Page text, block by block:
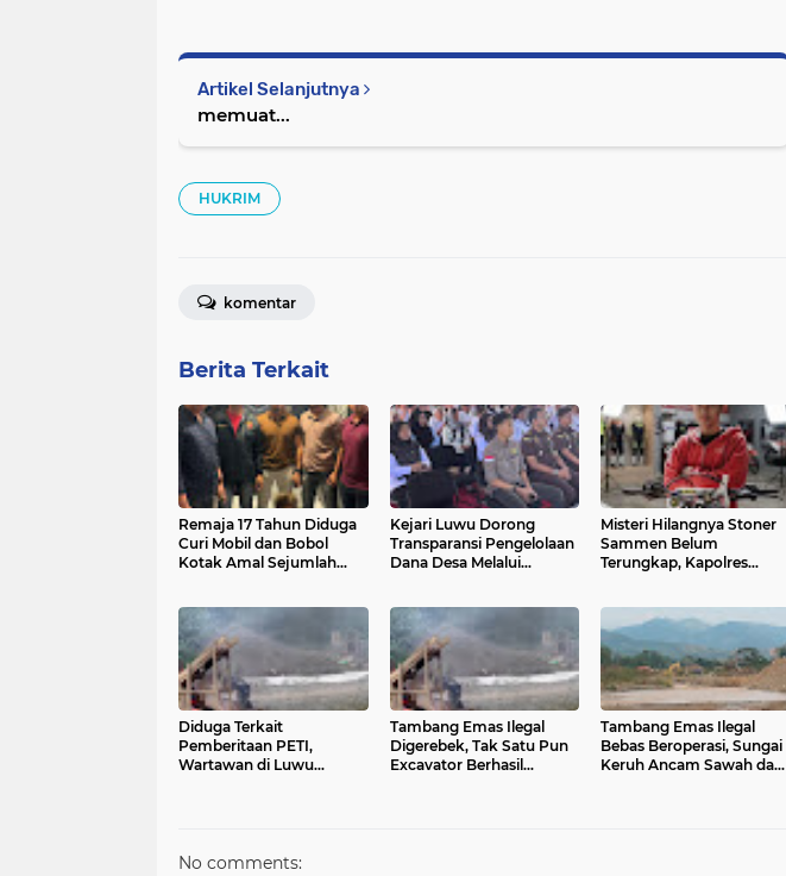
Artikel Selanjutnya
memuat...
HUKRIM
komentar
Berita Terkait
Remaja 17 Tahun Diduga
Curi Mobil dan Bobol
Kotak Amal Sejumlah
Kejari Luwu Dorong
Transparansi Pengelolaan
Dana Desa Melalui
Misteri Hilangnya Stoner
Sammen Belum
Terungkap, Kapolres
Diduga Terkait
Pemberitaan PETI,
Wartawan di Luwu
Tambang Emas Ilegal
Digerebek, Tak Satu Pun
Excavator Berhasil
Tambang Emas Ilegal
Bebas Beroperasi, Sungai
Keruh Ancam Sawah dan
No comments: